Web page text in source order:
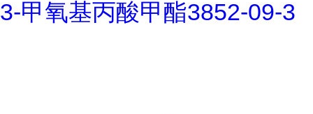
3-甲氧基丙酸甲酯3852-09-3